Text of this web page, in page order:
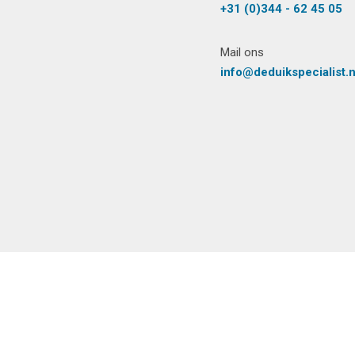
+31 (0)344 - 62 45 05
Mail ons